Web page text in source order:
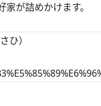
が詰めかけます。
ひ）